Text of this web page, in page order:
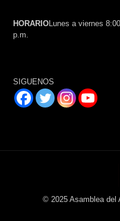
HORARIOLunes a viernes
p.m.
SIGUENOS
© 2025 Asamblea del